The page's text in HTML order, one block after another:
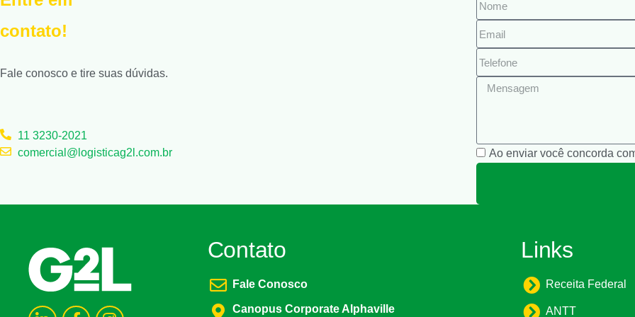
contato!
Fale conosco e tire suas dúvidas.
11 3230-2021
comercial@logisticag2l.com.br
Ao enviar você concorda
Contato
Fale Conosco
Canopus Corporate Alphaville
Links
Receita Federal
ANTT